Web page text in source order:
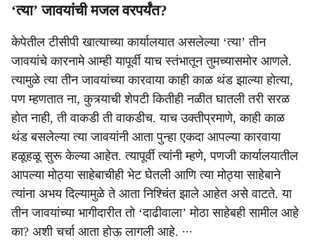
‘त्‍या’ जावयांची मजल वरपर्यंत?
केपेतील टीसीपी खात्‍याच्‍या कार्यालयात असलेल्‍या ‘त्‍या’ तीन
जावयांचे कारनामे आम्‍ही यापूर्वी याच स्‍तंभातून तुमच्‍यासमोर आणले.
त्‍यामुळे त्‍या तीन जावयांच्‍या कारवाया काही काळ थंड झाल्‍या होत्‍या,
पण म्‍हणतात ना, कुत्र्याची शेपटी कितीही नळीत घातली तरी सरळ
होत नाही, ती वाकडी ती वाकडीच. याच उक्‍तीप्रमाणे, काही काळ
थंड बसलेल्‍या त्‍या जावयांनी आता पुन्‍हा एकदा आपल्‍या कारवाया
हळूहळू सुरू केल्‍या आहेत. त्‍यापूर्वी त्‍यांनी म्‍हणे, पणजी कार्यालयातील
आपल्‍या मोठ्या साहेबाचीही भेट घेतली आणि त्‍या मोठ्या साहेबाने
त्‍यांना अभय दिल्‍यामुळे ते आता निश्चिंत झाले आहेत असे वाटते. या
तीन जावयांच्‍या भागीदारीत तो ‘दाढीवाला’ मोठा साहेबही सामील आहे
का? अशी चर्चा आता होऊ लागली आहे. ∙∙∙